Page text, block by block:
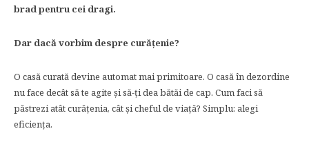
brad pentru cei dragi.
Dar dacă vorbim despre curățenie?
O casă curată devine automat mai primitoare. O casă în dezordine
nu face decât să te agite și să-ți dea bătăi de cap. Cum faci să
păstrezi atât curățenia, cât și cheful de viață? Simplu: alegi
eficiența.